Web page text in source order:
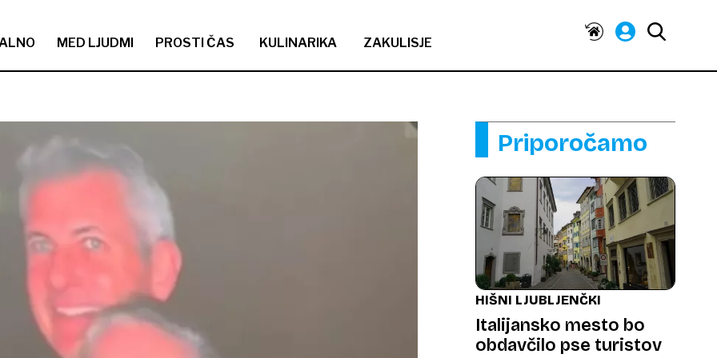
MED LJUDMI PROSTI ČAS KULINARIKA ZAKULISJE
Priporočamo
HIŠNI LJUBLJENČKI
Italijansko mesto bo
obdavčilo pse turistov